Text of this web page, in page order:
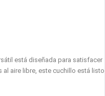
está diseñada para satisfacer
aire libre, este cuchillo está listo